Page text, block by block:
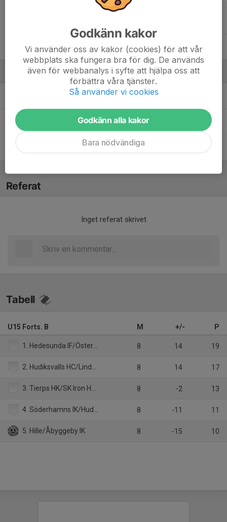
Wille Hedman
Ledare
Micke SkoglundTränare
Robert KarlssonMaterialare
Victoria KarlssonLagledare
Referat
Inget referat skrivet
Tabell
U15 Forts. B M +/- P
1. Hedesunda IF/Östervåla IF 8 14 19
2. Hudiksvalls HC/Lindefallets SK 8 14 17
3. Tierps HK/SK Iron Hockey 8 -2 13
4. Söderhamns IK/Hudiksvalls HC/Järvsö IK 8 -11 11
5. Hille/Åbyggeby IK 8 -15 10
Godkänn kakor
Vi använder oss av kakor (cookies) för att vår
webbplats ska fungera bra för dig. De används
även för webbanalys i syfte att hjälpa oss att
förbättra våra tjänster.
Så använder vi cookies
Godkänn alla kakor
Bara nödvändiga